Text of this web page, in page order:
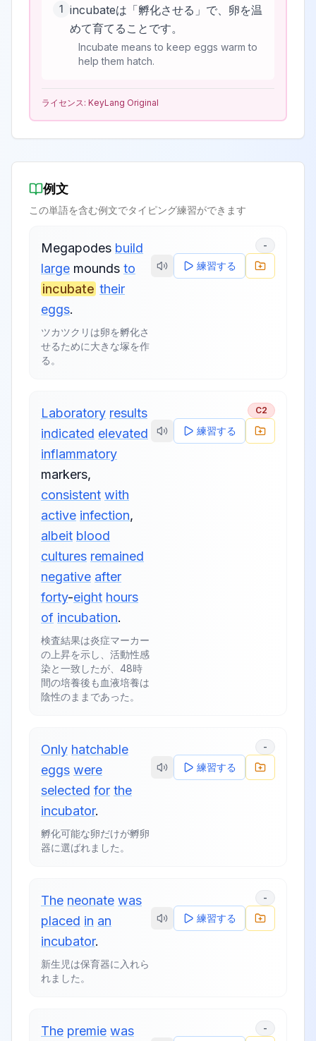
1 incubateは「孵化させる」で、卵を温
めて育てることです。
Incubate means to keep eggs warm to
help them hatch.
ライセンス: KeyLang Original
例文
この単語を含む例文でタイピング練習ができます
Megapodes build
large mounds to
incubate their
eggs.
ツカツクリは卵を孵化さ
せるために大きな塚を作
る。
-
練習する
Laboratory results
indicated elevated
inflammatory
markers,
consistent with
active infection,
albeit blood
cultures remained
negative after
forty-eight hours
of incubation.
検査結果は炎症マーカー
の上昇を示し、活動性感
染と一致したが、48時
間の培養後も血液培養は
陰性のままであった。
C2
練習する
Only hatchable
eggs were
selected for the
incubator.
孵化可能な卵だけが孵卵
器に選ばれました。
-
練習する
The neonate was
placed in an
incubator.
新生児は保育器に入れら
れました。
-
練習する
The premie was -